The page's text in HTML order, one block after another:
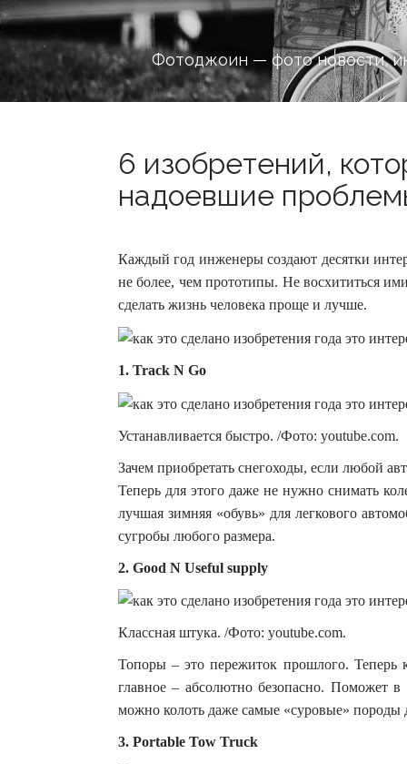
Фотоджоин — фото новости,
6 изобретений,
надоевшие
Каждый год инженеры создают десятки
не более, чем прототипы. Не восхититься
сделать жизнь человека проще и лучше.
1. Track N Go
Устанавливается быстро. /Фото: youtube.com.
Зачем приобретать снегоходы, если любой
Теперь для этого даже не нужно снимать
лучшая зимняя «обувь» для легкового
сугробы любого размера.
2. Good N Useful supply
Классная штука. /Фото: youtube.com.
Топоры – это пережиток прошлого. Теперь
главное – абсолютно безопасно. Поможет
можно колоть даже самые «суровые» породы
3. Portable Tow Truck